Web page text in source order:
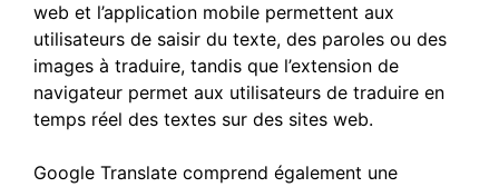
web et l’application mobile permettent aux
utilisateurs de saisir du texte, des paroles ou des
images à traduire, tandis que l’extension de
navigateur permet aux utilisateurs de traduire en
temps réel des textes sur des sites web.
Google Translate comprend également une